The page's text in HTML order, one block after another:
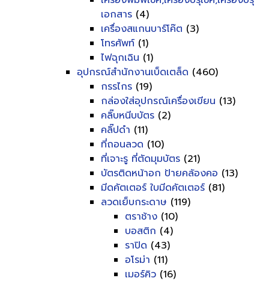
เอกสาร (4)
เครื่องสแกนบาร์โค๊ต (3)
โทรศัพท์ (1)
ไฟฉุกเฉิน (1)
อุปกรณ์สำนักงานเบ็ดเตล็ด (460)
กรรไกร (19)
กล่องใส่อุปกรณ์เครื่องเขียน (13)
คลิ๊บหนีบบัตร (2)
คลิ๊ปดำ (11)
ที่ถอนลวด (10)
ที่เจาะรู ที่ตัดมุมบัตร (21)
บัตรติดหน้าอก ป้ายคล้องคอ (13)
มีดคัตเตอร์ ใบมีดคัตเตอร์ (81)
ลวดเย็บกระดาษ (119)
ตราช้าง (10)
บอสติก (4)
ราปิด (43)
อโรม่า (11)
เมอร์คิว (16)